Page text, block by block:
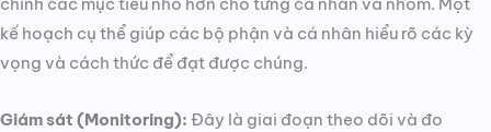
kế hoạch cụ thể giúp các bộ phận và cá nhân hiểu rõ các kỳ
vọng và cách thức để đạt được chúng.
Giám sát (Monitoring): Đây là giai đoạn theo dõi và đo